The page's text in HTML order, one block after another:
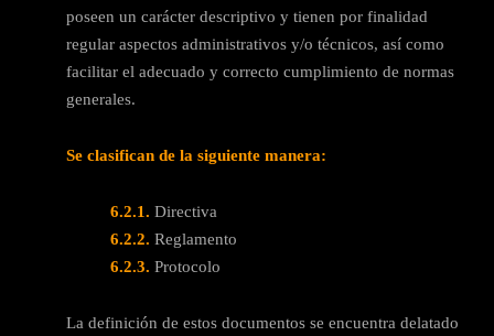
poseen un carácter descriptivo y tienen por finalidad
regular aspectos administrativos y/o técnicos, así como
facilitar el adecuado y correcto cumplimiento de normas
generales.
Se clasifican de la siguiente manera:
6.2.1. Directiva
6.2.2. Reglamento
6.2.3. Protocolo
La definición de estos documentos se encuentra delatado